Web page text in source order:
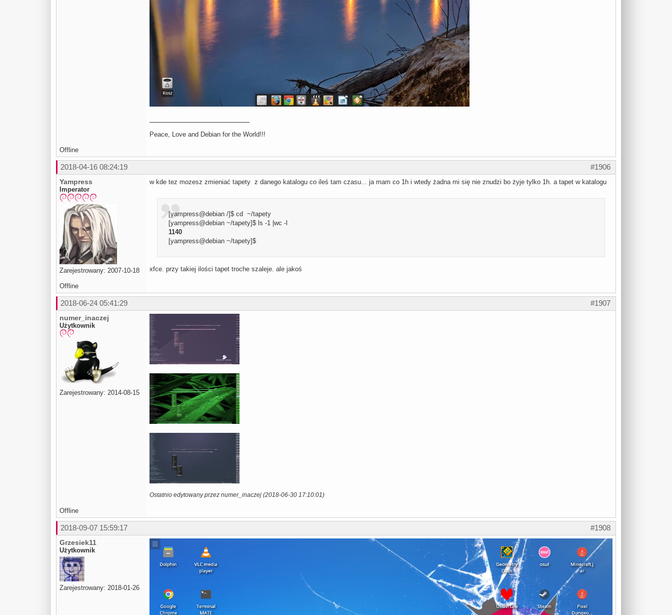
Peace, Love and Debian for the World!!!
Offline
#1906
2018-04-16 08:24:19
Yampress
Imperator
Zarejestrowany: 2007-10-18
w kde tez mozesz zmieniać tapety z danego katalogu co ileś tam czasu... ja mam co 1h i wtedy żadna mi się nie znudzi bo żyje tylko 1h. a tapet w katalogu
[yampress@debian /]$ cd ~/tapety
[yampress@debian ~/tapety]$ ls -1 |wc -l
1140
[yampress@debian ~/tapety]$
xfce. przy takiej ilości tapet troche szaleje. ale jakoś
Offline
#1907
2018-06-24 05:41:29
numer_inaczej
Użytkownik
Zarejestrowany: 2014-08-15
Ostatnio edytowany przez numer_inaczej (2018-06-30 17:10:01)
Offline
#1908
2018-09-07 15:59:17
Grzesiek11
Użytkownik
Zarejestrowany: 2018-01-26